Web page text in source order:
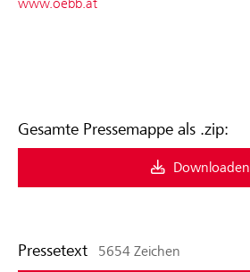
Gesamte Pressemappe als .zip:
Downloaden
Pressetext 5654 Zeichen